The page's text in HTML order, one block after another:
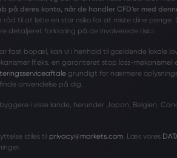
på deres konto, når de handler CFD’er med
råd til at løbe en stor risiko for at miste dine
detaljeret forklaring på de involverede risici.
bopæl, kan vi i henhold til gældende lokale
(f.eks. en garanteret stop loss-
grundigt for nærmere
anvendelse på dig.
i visse lande, herunder Japan, Belgien,
stiles til privacy@markets.com. Læs vores